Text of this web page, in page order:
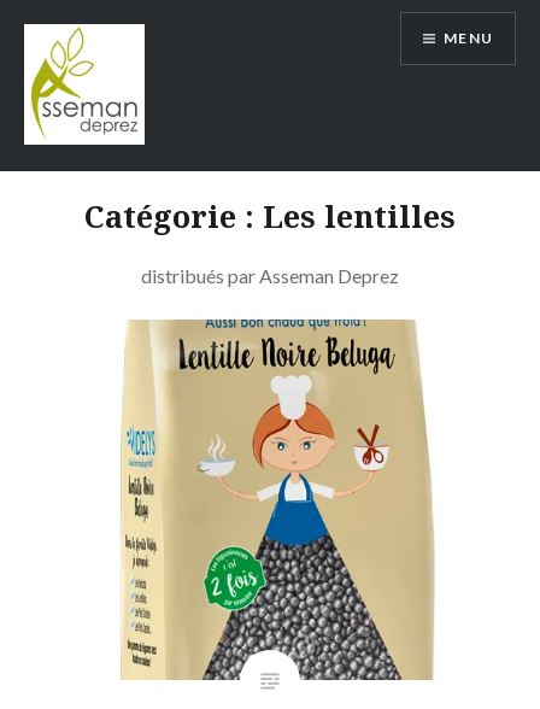
contenu
ASSEMAN DEPREZ
MENU
Catégorie : Les lentilles
distribués par Asseman Deprez